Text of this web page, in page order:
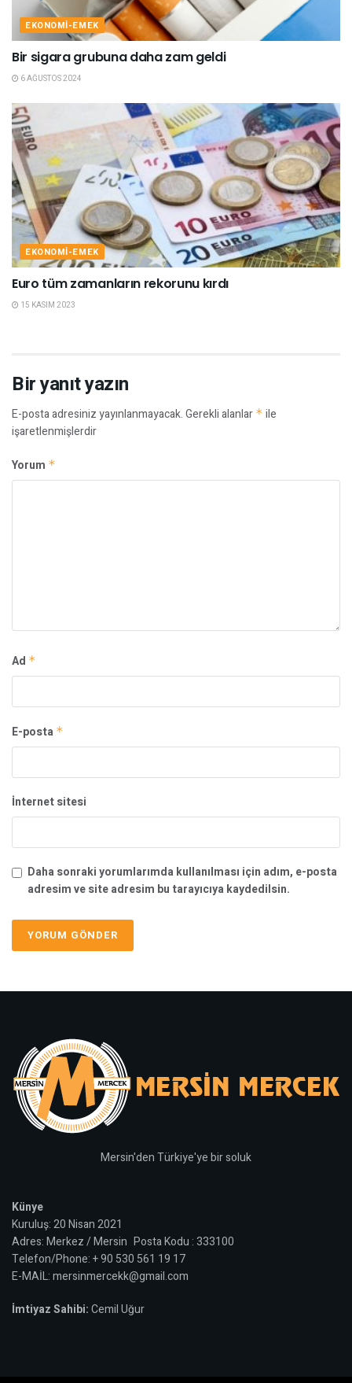
EKONOMI-EMEK
Bir sigara grubuna daha zam geldi
6 AĞUSTOS 2024
EKONOMI-EMEK
Euro tüm zamanların rekorunu kırdı
15 KASIM 2023
Bir yanıt yazın
E-posta adresiniz yayınlanmayacak.Gerekli alanlar * ile
işaretlenmişlerdir
Yorum *
Ad *
E-posta *
İnternet sitesi
Daha sonraki yorumlarımda kullanılması için adım, e-posta
adresim ve site adresim bu tarayıcıya kaydedilsin.
Mersin'den Türkiye'ye bir soluk
Künye
Kuruluş: 20 Nisan 2021
Adres: Merkez / Mersin Posta Kodu : 333100
Telefon/Phone: + 90 530 561 19 17
E-MAİL: mersinmercekk@gmail.com
İmtiyaz Sahibi:Cemil Uğur